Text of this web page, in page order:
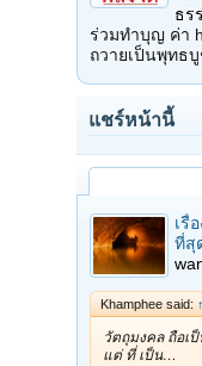
ธร
ร่วมทำบุญ ค่า
ถวายเป็นพุทธ
แชร์หน้านี้
เรื่
ที่สุ
Khamphee said: ↑
วัตถุมงคล ถือเ
แต่ ที่ เป็น…